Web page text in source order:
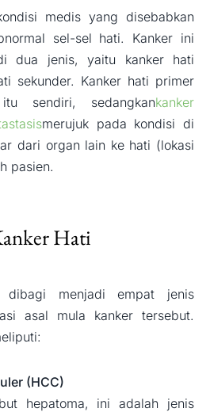
medis yang disebabkan
sel-sel hati. Kanker ini
dua jenis, yaitu kanker hati
sekunder. Kanker hati primer
sendiri, sedangkankanker
merujuk pada kondisi di
dari organ lain ke hati (lokasi
pasien.
Hati
dibagi menjadi empat jenis
asal mula kanker tersebut.
(HCC)
hepatoma, ini adalah jenis